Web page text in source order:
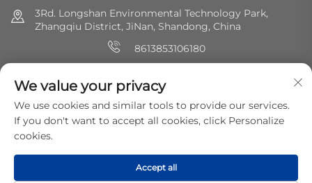
3Rd. Longshan Environmental Technology Park,
Zhangqiu District, JiNan, Shandong, China
8613853106180
[email protected]
Technology Co., Ltd. Hak-hak semua dilindungi.
We value your privacy
We use cookies and similar tools to provide our services.
If you don't want to accept all cookies, click Personalize
cookies.
Accept all